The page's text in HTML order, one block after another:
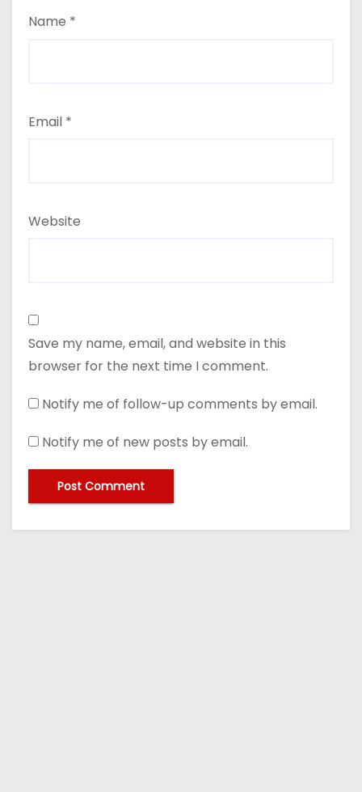
Name *
Email *
Website
Save my name, email, and website in this
browser for the next time I comment.
Notify me of follow-up comments by email.
Notify me of new posts by email.